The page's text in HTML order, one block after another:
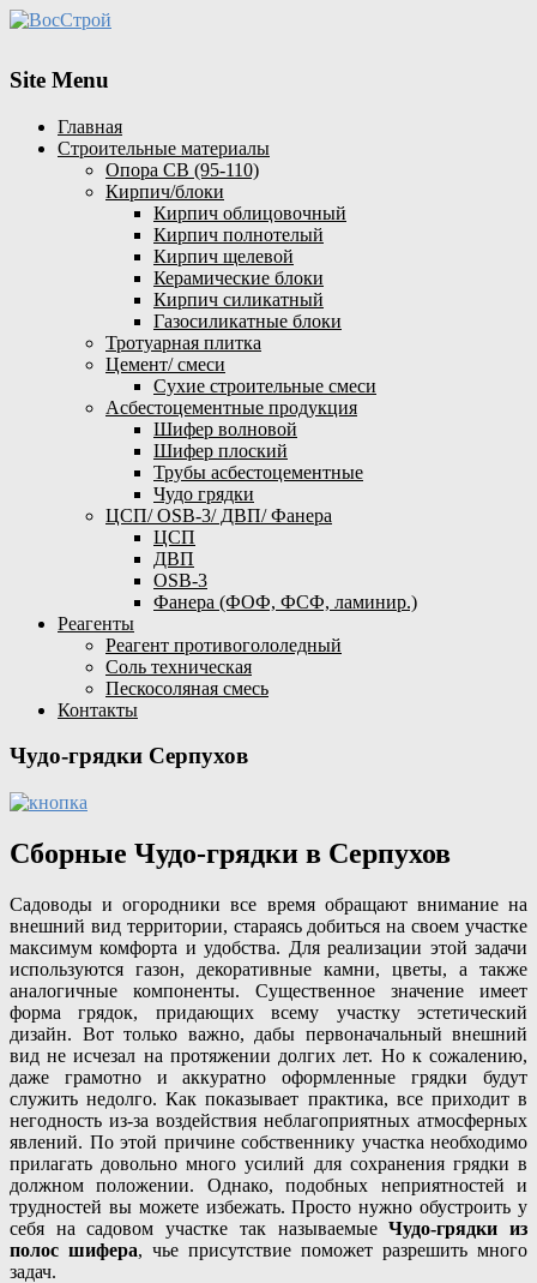
Site Menu
Главная
Строительные материалы
Опора СВ (95-110)
Кирпич/блоки
Кирпич облицовочный
Кирпич полнотелый
Кирпич щелевой
Керамические блоки
Кирпич силикатный
Газосиликатные блоки
Тротуарная плитка
Цемент/ смеси
Сухие строительные смеси
Асбестоцементные продукция
Шифер волновой
Шифер плоский
Трубы асбестоцементные
Чудо грядки
ЦСП/ OSB-3/ ДВП/ Фанера
ЦСП
ДВП
OSB-3
Фанера (ФОФ, ФСФ, ламинир.)
Реагенты
Реагент противогололедный
Соль техническая
Пескосоляная смесь
Контакты
Чудо-грядки Серпухов
Сборные Чудо-грядки в Серпухов
Садоводы и огородники все время обращают внимание на
внешний вид территории, стараясь добиться на своем участке
максимум комфорта и удобства. Для реализации этой задачи
используются газон, декоративные камни, цветы, а также
аналогичные компоненты. Существенное значение имеет
форма грядок, придающих всему участку эстетический
дизайн. Вот только важно, дабы первоначальный внешний
вид не исчезал на протяжении долгих лет. Но к сожалению,
даже грамотно и аккуратно оформленные грядки будут
служить недолго. Как показывает практика, все приходит в
негодность из-за воздействия неблагоприятных атмосферных
явлений. По этой причине собственнику участка необходимо
прилагать довольно много усилий для сохранения грядки в
должном положении. Однако, подобных неприятностей и
трудностей вы можете избежать. Просто нужно обустроить у
себя на садовом участке так называемыеЧудо-грядки из
полос шифера, чье присутствие поможет разрешить много
задач.